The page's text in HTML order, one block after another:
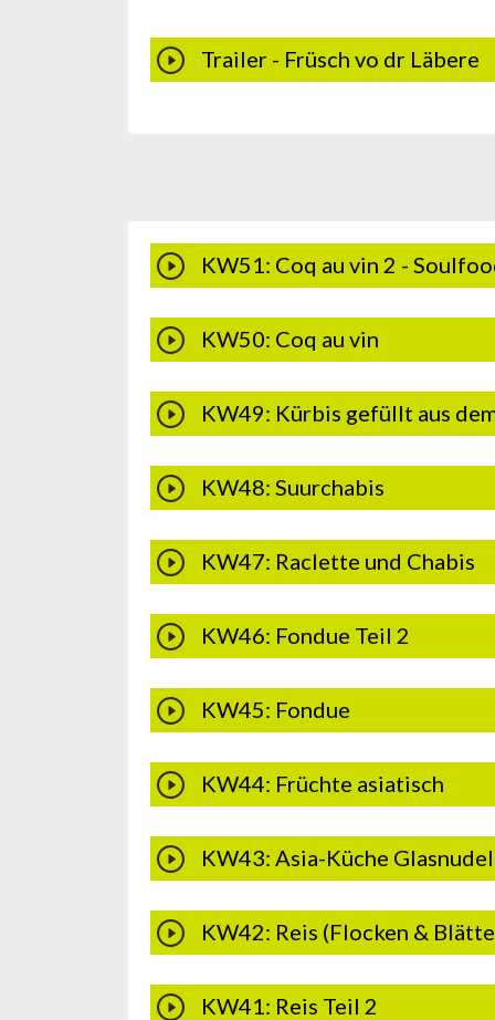
Trailer - Früsch vo dr Läbere
KW51: Coq au vin 2 -
KW50: Coq au vin
KW49: Kürbis gefüllt aus
KW48: Suurchabis
KW47: Raclette und Chabis
KW46: Fondue Teil 2
KW45: Fondue
KW44: Früchte asiatisch
KW43: Asia-Küche
KW42: Reis (Flocken &
KW41: Reis Teil 2